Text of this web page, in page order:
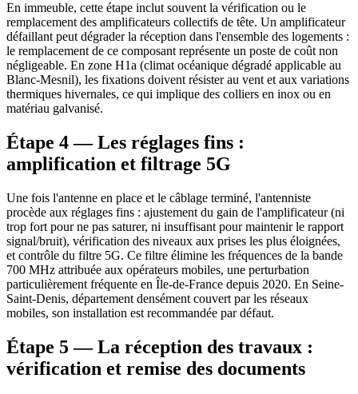
En immeuble, cette étape inclut souvent la vérification ou le
remplacement des amplificateurs collectifs de tête. Un amplificateur
défaillant peut dégrader la réception dans l'ensemble des logements :
le remplacement de ce composant représente un poste de coût non
négligeable. En zone H1a (climat océanique dégradé applicable au
Blanc-Mesnil), les fixations doivent résister au vent et aux variations
thermiques hivernales, ce qui implique des colliers en inox ou en
matériau galvanisé.
Étape 4 — Les réglages fins :
amplification et filtrage 5G
Une fois l'antenne en place et le câblage terminé, l'antenniste
procède aux réglages fins : ajustement du gain de l'amplificateur (ni
trop fort pour ne pas saturer, ni insuffisant pour maintenir le rapport
signal/bruit), vérification des niveaux aux prises les plus éloignées,
et contrôle du filtre 5G. Ce filtre élimine les fréquences de la bande
700 MHz attribuée aux opérateurs mobiles, une perturbation
particulièrement fréquente en Île-de-France depuis 2020. En Seine-
Saint-Denis, département densément couvert par les réseaux
mobiles, son installation est recommandée par défaut.
Étape 5 — La réception des travaux :
vérification et remise des documents